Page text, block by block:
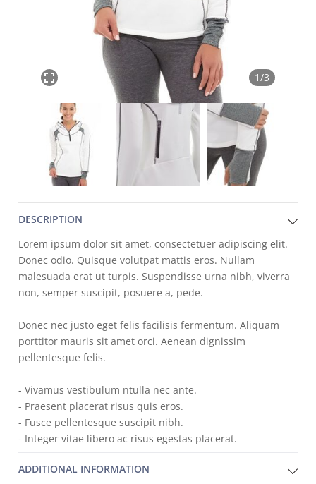
1/3
DESCRIPTION
Lorem ipsum dolor sit amet, consectetuer adipiscing elit.
Donec odio. Quisque volutpat mattis eros. Nullam
malesuada erat ut turpis. Suspendisse urna nibh, viverra
non, semper suscipit, posuere a, pede.
Donec nec justo eget felis facilisis fermentum. Aliquam
porttitor mauris sit amet orci. Aenean dignissim
pellentesque felis.
- Vivamus vestibulum ntulla nec ante.
- Praesent placerat risus quis eros.
- Fusce pellentesque suscipit nibh.
- Integer vitae libero ac risus egestas placerat.
ADDITIONAL INFORMATION